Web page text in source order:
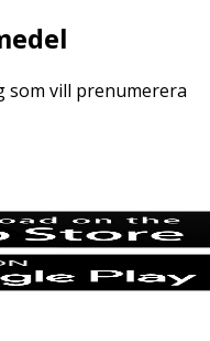
som vill prenumerera